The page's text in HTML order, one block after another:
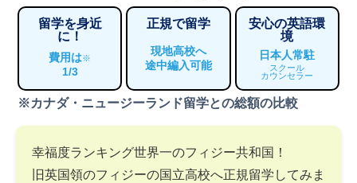
留学を身近
に！
費用は※
1/3
正規で留学
現地高校へ
途中編入可能
安心の英語環
境
日本人常駐
スクール
カウンセラー
※カナダ・ニュージーランド留学との総額の比較
幸福度ランキング世界一のフィジー共和国！
旧英国領のフィジーの国立高校へ正規留学してみま